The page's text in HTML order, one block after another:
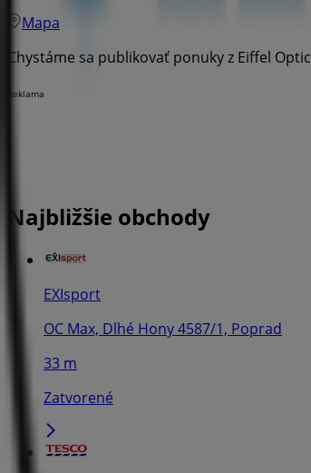
Mapa
Chystáme sa publikovať ponuky z Eiffel Optic
Reklama
Najbližšie obchody
EXIsport
OC Max, Dlhé Hony 4587/1, Poprad
33 m
Zatvorené